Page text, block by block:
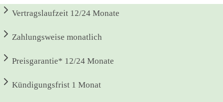
Vertragslaufzeit 12/24 Monate
Zahlungsweise monatlich
Preisgarantie* 12/24 Monate
Kündigungsfrist 1 Monat